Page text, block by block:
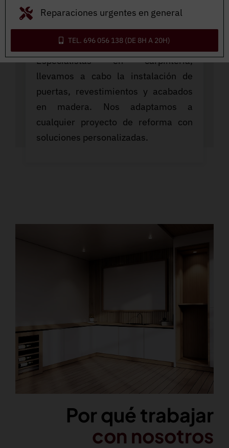
TRABAJOS EN MADERA
Especialistas en carpintería,
llevamos a cabo la instalación de
puertas, revestimientos y acabados
en madera. Nos adaptamos a
cualquier proyecto de reforma con
soluciones personalizadas.
Por qué trabajar
con nosotros
Reparaciones urgentes en general
TEL. 696 056 138 (DE 8H A 20H)